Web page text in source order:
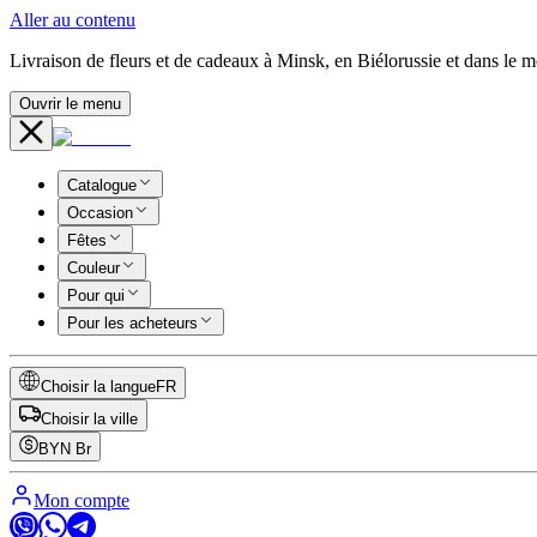
Aller au contenu
Livraison de fleurs et de cadeaux à Minsk, en Biélorussie et dans le
Ouvrir le menu
Catalogue
Occasion
Fêtes
Couleur
Pour qui
Pour les acheteurs
Choisir la langueFR
Choisir la ville
BYN Br
Mon compte